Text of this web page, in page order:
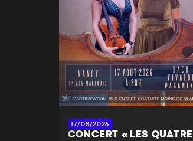
17/08/2026
CONCERT « LES QUATRE